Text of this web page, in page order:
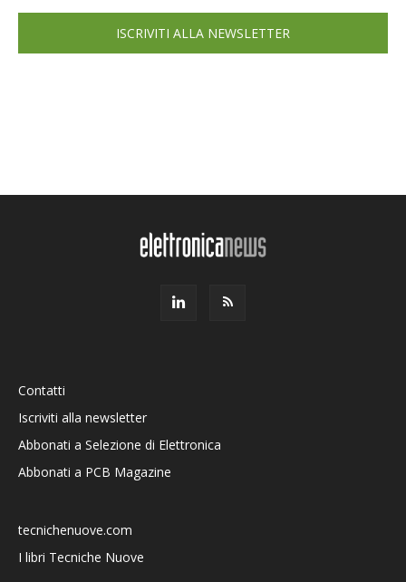
ISCRIVITI ALLA NEWSLETTER
Contatti
Iscriviti alla newsletter
Abbonati a Selezione di Elettronica
Abbonati a PCB Magazine
tecnichenuove.com
I libri Tecniche Nuove